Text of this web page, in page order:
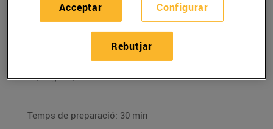
RECEPTES
Cassoletes de crema de
llimona
26/de gener/2018
Temps de preparació: 30 min
Configurar
Rebutjar
Acceptar